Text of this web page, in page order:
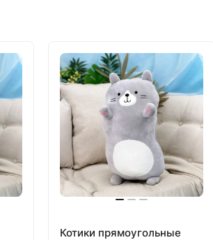
Котики прямоугольные